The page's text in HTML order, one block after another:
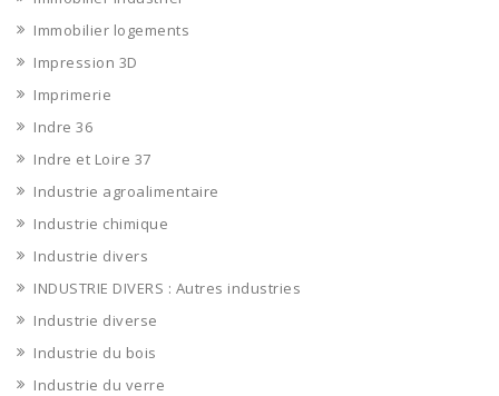
Immobilier logements
Impression 3D
Imprimerie
Indre 36
Indre et Loire 37
Industrie agroalimentaire
Industrie chimique
Industrie divers
INDUSTRIE DIVERS : Autres industries
Industrie diverse
Industrie du bois
Industrie du verre